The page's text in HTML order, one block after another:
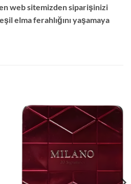
web sitemizden siparişinizi
elma ferahlığını yaşamaya